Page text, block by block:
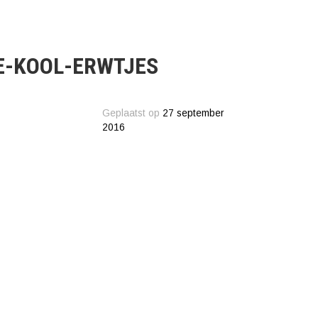
KOOL-ERWTJES
Geplaatst op 27 september
2016